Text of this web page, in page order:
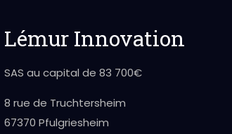
Lémur Innovation
SAS au capital de 83 700€
8 rue de Truchtersheim
67370 Pfulgriesheim